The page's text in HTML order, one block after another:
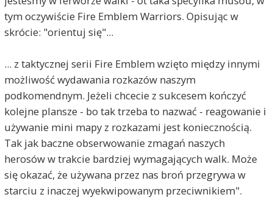
tym oczywiście Fire Emblem Warriors. Opisując w
skrócie: "orientuj się"...
... z taktycznej serii Fire Emblem wzięto między innymi
możliwość wydawania rozkazów naszym
podkomendnym. Jeżeli chcecie z sukcesem kończyć
kolejne plansze - bo tak trzeba to nazwać - reagowanie i
używanie mini mapy z rozkazami jest koniecznością.
Tak jak baczne obserwowanie zmagań naszych
herosów w trakcie bardziej wymagających walk. Może
się okazać, że używana przez nas broń przegrywa w
starciu z inaczej wyekwipowanym przeciwnikiem".